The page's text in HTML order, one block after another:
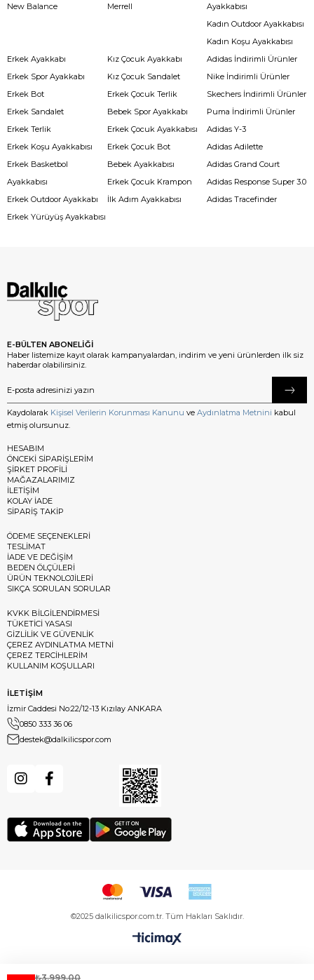
New Balance
Merrell
Ayakkabısı
Kadın Outdoor Ayakkabısı
Kadın Koşu Ayakkabısı
Erkek Ayakkabı
Erkek Spor Ayakkabı
Erkek Bot
Erkek Sandalet
Erkek Terlik
Erkek Koşu Ayakkabısı
Erkek Basketbol
Ayakkabısı
Erkek Outdoor Ayakkabı
Erkek Yürüyüş Ayakkabısı
Kız Çocuk Ayakkabı
Kız Çocuk Sandalet
Erkek Çocuk Terlik
Bebek Spor Ayakkabı
Erkek Çocuk Ayakkabısı
Erkek Çocuk Bot
Bebek Ayakkabısı
Erkek Çocuk Krampon
İlk Adım Ayakkabısı
Adidas İndirimli Ürünler
Nike İndirimli Ürünler
Skechers İndirimli Ürünler
Puma İndirimli Ürünler
Adidas Y-3
Adidas Adilette
Adidas Grand Court
Adidas Response Super 3.0
Adidas Tracefinder
E-BÜLTEN ABONELİĞİ
Haber listemize kayıt olarak kampanyalardan, indirim ve yeni ürünlerden ilk siz
haberdar olabilirsiniz.
Kaydolarak Kişisel Verilerin Korunması Kanunu ve Aydınlatma Metnini kabul
etmiş olursunuz.
HESABIM
ÖNCEKİ SİPARİŞLERİM
ŞİRKET PROFİLİ
MAĞAZALARIMIZ
İLETİŞİM
KOLAY İADE
SİPARİŞ TAKİP
ÖDEME SEÇENEKLERİ
TESLİMAT
İADE VE DEĞİŞİM
BEDEN ÖLÇÜLERİ
ÜRÜN TEKNOLOJİLERİ
SIKÇA SORULAN SORULAR
KVKK BİLGİLENDİRMESİ
TÜKETİCİ YASASI
GİZLİLİK VE GÜVENLİK
ÇEREZ AYDINLATMA METNİ
ÇEREZ TERCİHLERİM
KULLANIM KOŞULLARI
İLETİŞİM
İzmir Caddesi No:22/12-13 Kızılay ANKARA
0850 333 36 06
destek@dalkilicspor.com
©2025 dalkilicspor.com.tr. Tüm Hakları Saklıdır.
₺3.999,00